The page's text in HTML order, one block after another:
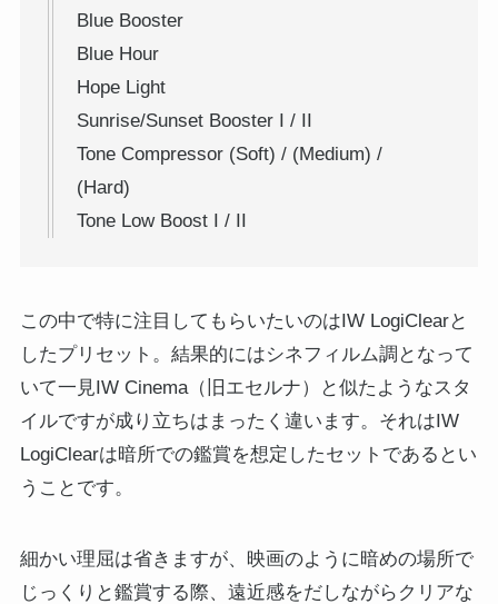
Blue Booster
Blue Hour
Hope Light
Sunrise/Sunset Booster I / II
Tone Compressor (Soft) / (Medium) /
(Hard)
Tone Low Boost I / II
この中で特に注目してもらいたいのはIW LogiClearと
したプリセット。結果的にはシネフィルム調となって
いて一見IW Cinema（旧エセルナ）と似たようなスタ
イルですが成り立ちはまったく違います。それはIW
LogiClearは暗所での鑑賞を想定したセットであるとい
うことです。
細かい理屈は省きますが、映画のように暗めの場所で
じっくりと鑑賞する際、遠近感をだしながらクリアな